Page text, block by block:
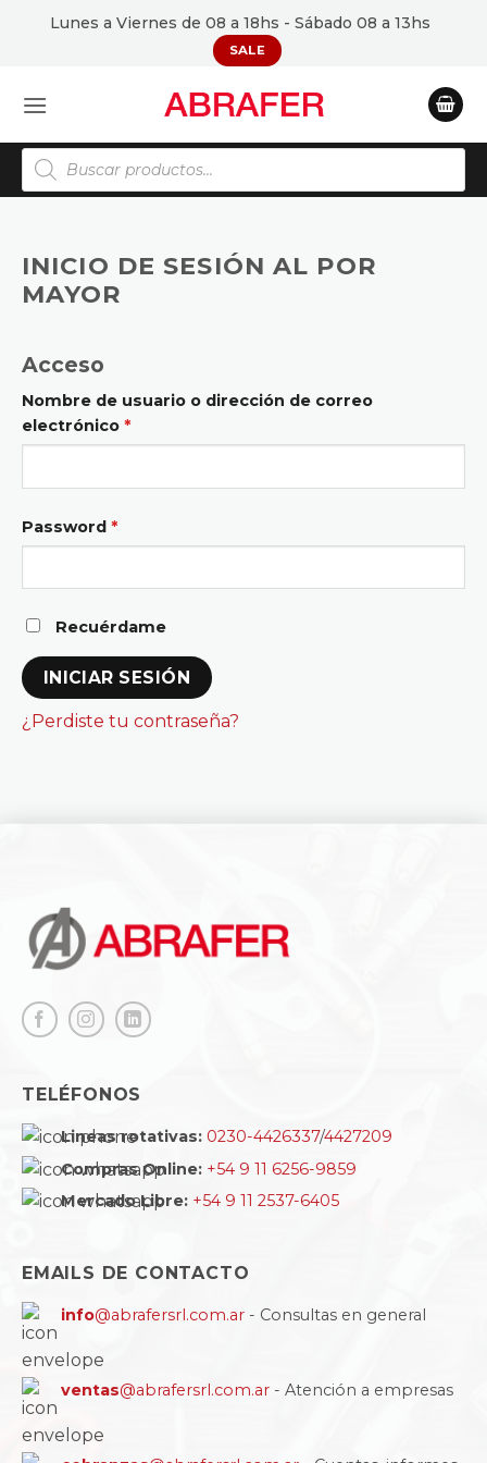
Lunes a Viernes de 08 a 18hs - Sábado 08 a 13hs
SALE
Búsqueda
de
productos
INICIO DE SESIÓN AL POR
MAYOR
Acceso
Nombre de usuario o dirección de correo
electrónico *
Password *
Recuérdame
INICIAR SESIÓN
¿Perdiste tu contraseña?
TELÉFONOS
Lineas rotativas: 0230-4426337/4427209
Compras Online: +54 9 11 6256-9859
Mercado Libre: +54 9 11 2537-6405
EMAILS DE CONTACTO
info@abrafersrl.com.ar - Consultas en general
ventas@abrafersrl.com.ar - Atención a empresas